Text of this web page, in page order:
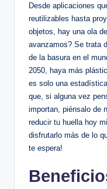
Desde aplicaciones
reutilizables hasta
objetos, hay una ola
avanzamos? Se trata
de la basura en el
2050, haya más
es solo una
que, si alguna vez
importan, piénsalo de
reducir tu huella hoy
disfrutarlo más de lo
te espera!